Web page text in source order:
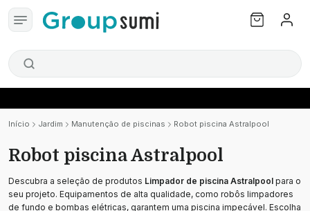
Início Jardim Manutenção de piscinas Robot piscina Astralpool
Robot piscina Astralpool
Descubra a seleção de produtos Limpador de piscina Astralpool para o
seu projeto. Equipamentos de alta qualidade, como robôs limpadores
de fundo e bombas elétricas, garantem uma piscina impecável. Escolha